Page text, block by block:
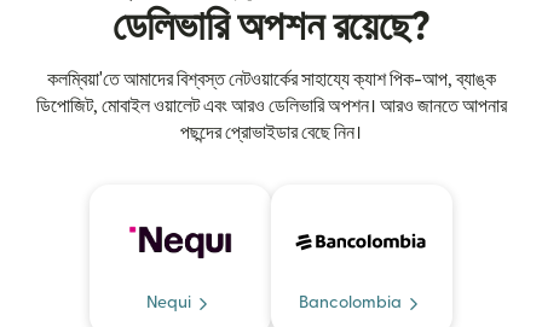
ডেলিভারি অপশন রয়েছে?
কলম্বিয়া'তে আমাদের বিশ্বস্ত নেটওয়ার্কের সাহায্যে ক্যাশ পিক-আপ, ব্যাঙ্ক
ডিপোজিট, মোবাইল ওয়ালেট এবং আরও ডেলিভারি অপশন। আরও জানতে আপনার
পছন্দের প্রোভাইডার বেছে নিন।
Nequi Bancolombia